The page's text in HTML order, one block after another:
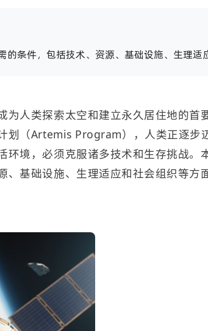
条件，包括技术、资源、基础设施、生理适
为人类探索太空和建立永久居住地的首
划（Artemis Program），人类正逐步
环境，必须克服诸多技术和生存挑战。
基础设施、生理适应和社会组织等方面